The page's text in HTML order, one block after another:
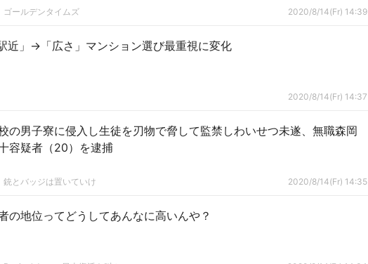
ゴールデンタイムズ 2020/8/14(Fr) 14:39
近」→「広さ」マンション選び最重視に変化
2020/8/14(Fr) 14:37
の男子寮に侵入し生徒を刃物で脅して監禁しわいせつ未遂、無職森岡
容疑者（20）を逮捕
銃とバッジは置いていけ 2020/8/14(Fr) 14:35
の地位ってどうしてあんなに高いんや？